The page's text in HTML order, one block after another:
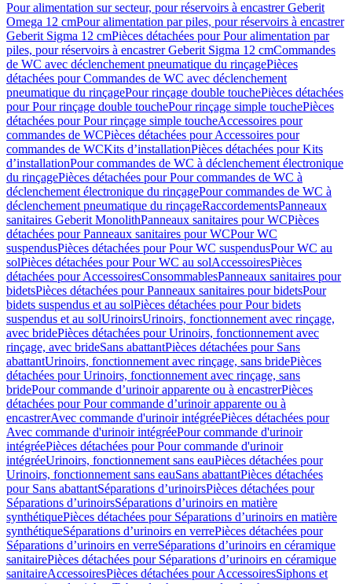
Pour alimentation sur secteur, pour réservoirs à encastrer Geberit
Omega 12 cmPour alimentation par piles, pour réservoirs à encastrer
Geberit Sigma 12 cmPièces détachées pour Pour alimentation par
piles, pour réservoirs à encastrer Geberit Sigma 12 cmCommandes
de WC avec déclenchement pneumatique du rinçagePièces
détachées pour Commandes de WC avec déclenchement
pneumatique du rinçagePour rinçage double touchePièces détachées
pour Pour rinçage double touchePour rinçage simple touchePièces
détachées pour Pour rinçage simple toucheAccessoires pour
commandes de WCPièces détachées pour Accessoires pour
commandes de WCKits d’installationPièces détachées pour Kits
d’installationPour commandes de WC à déclenchement électronique
du rinçagePièces détachées pour Pour commandes de WC à
déclenchement électronique du rinçagePour commandes de WC à
déclenchement pneumatique du rinçageRaccordementsPanneaux
sanitaires Geberit MonolithPanneaux sanitaires pour WCPièces
détachées pour Panneaux sanitaires pour WCPour WC
suspendusPièces détachées pour Pour WC suspendusPour WC au
solPièces détachées pour Pour WC au solAccessoiresPièces
détachées pour AccessoiresConsommablesPanneaux sanitaires pour
bidetsPièces détachées pour Panneaux sanitaires pour bidetsPour
bidets suspendus et au solPièces détachées pour Pour bidets
suspendus et au solUrinoirsUrinoirs, fonctionnement avec rinçage,
avec bridePièces détachées pour Urinoirs, fonctionnement avec
rinçage, avec brideSans abattantPièces détachées pour Sans
abattantUrinoirs, fonctionnement avec rinçage, sans bridePièces
détachées pour Urinoirs, fonctionnement avec rinçage, sans
bridePour commande d’urinoir apparente ou à encastrerPièces
détachées pour Pour commande d’urinoir apparente ou à
encastrerAvec commande d'urinoir intégréePièces détachées pour
Avec commande d'urinoir intégréePour commande d'urinoir
intégréePièces détachées pour Pour commande d'urinoir
intégréeUrinoirs, fonctionnement sans eauPièces détachées pour
Urinoirs, fonctionnement sans eauSans abattantPièces détachées
pour Sans abattantSéparations d’urinoirsPièces détachées pour
Séparations d’urinoirsSéparations d’urinoirs en matière
synthétiquePièces détachées pour Séparations d’urinoirs en matière
synthétiqueSéparations d’urinoirs en verrePièces détachées pour
Séparations d’urinoirs en verreSéparations d’urinoirs en céramique
sanitairePièces détachées pour Séparations d’urinoirs en céramique
sanitaireAccessoiresPièces détachées pour AccessoiresSiphons et